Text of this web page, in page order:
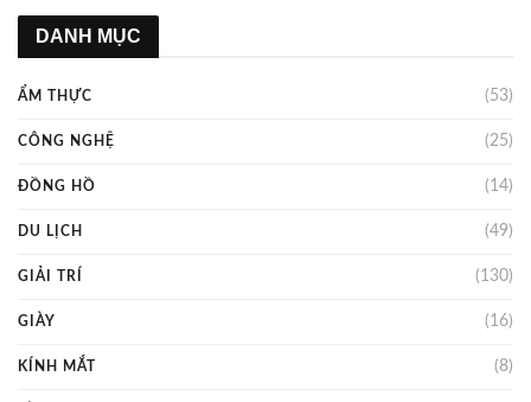
DANH MỤC
ẨM THỰC (53)
CÔNG NGHỆ (25)
ĐỒNG HỒ (14)
DU LỊCH (49)
GIẢI TRÍ (130)
GIÀY (16)
KÍNH MẮT (8)